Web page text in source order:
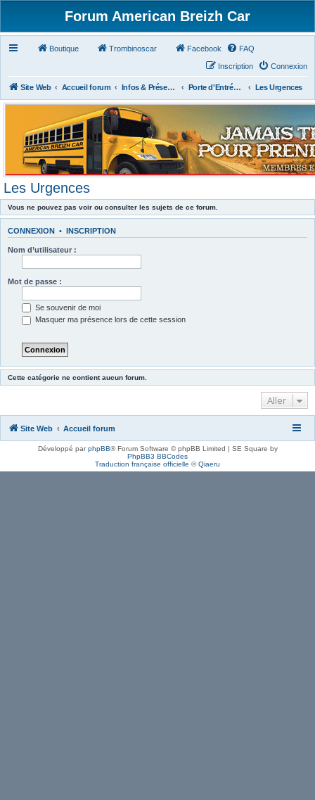
Forum American Breizh Car
Boutique Trombinoscar Facebook FAQ
Connexion
Inscription
Site Web Accueil forum Infos & Présentations Porte d'Entrée du Forum Les Urgences
Les Urgences
Vous ne pouvez pas voir ou consulter les sujets de ce forum.
CONNEXION • INSCRIPTION
Nom d’utilisateur :
Mot de passe :
Se souvenir de moi
Masquer ma présence lors de cette session
Cette catégorie ne contient aucun forum.
Aller
Site Web Accueil forum
Développé parphpBB® Forum Software © phpBB Limited | SE Square by
PhpBB3 BBCodes
Traduction française officielle ©Qiaeru